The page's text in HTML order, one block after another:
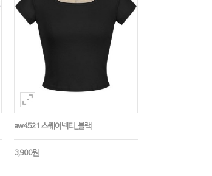
aw4521 스퀘어넥티_블랙
3,900원